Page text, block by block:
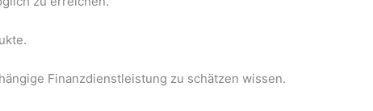
Finanzdienstleistung zu schätzen wissen.